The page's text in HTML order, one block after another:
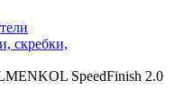
скребки,
SpeedFinish 2.0